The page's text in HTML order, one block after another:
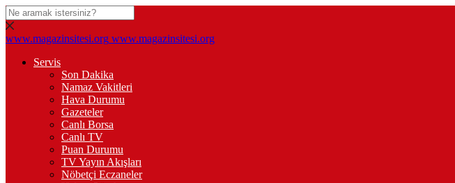
www.magazinsitesi.org www.magazinsitesi.org
Servis
Son Dakika
Namaz Vakitleri
Hava Durumu
Gazeteler
Canlı Borsa
Canlı TV
Puan Durumu
TV Yayın Akışları
Nöbetçi Eczaneler